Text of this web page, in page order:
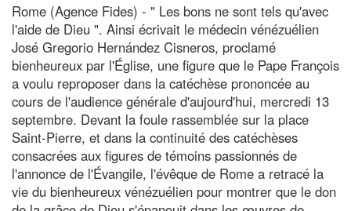
Rome (Agence Fides) - " Les bons ne sont tels qu'avec
l'aide de Dieu ". Ainsi écrivait le médecin vénézuélien
José Gregorio Hernández Cisneros, proclamé
bienheureux par l'Église, une figure que le Pape François
a voulu reproposer dans la catéchèse prononcée au
cours de l'audience générale d'aujourd'hui, mercredi 13
septembre. Devant la foule rassemblée sur la place
Saint-Pierre, et dans la continuité des catéchèses
consacrées aux figures de témoins passionnés de
l'annonce de l'Évangile, l'évêque de Rome a retracé la
vie du bienheureux vénézuélien pour montrer que le don